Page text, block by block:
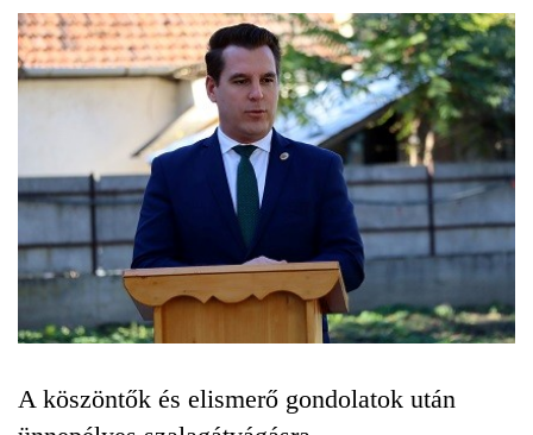
A köszöntők és elismerő gondolatok után